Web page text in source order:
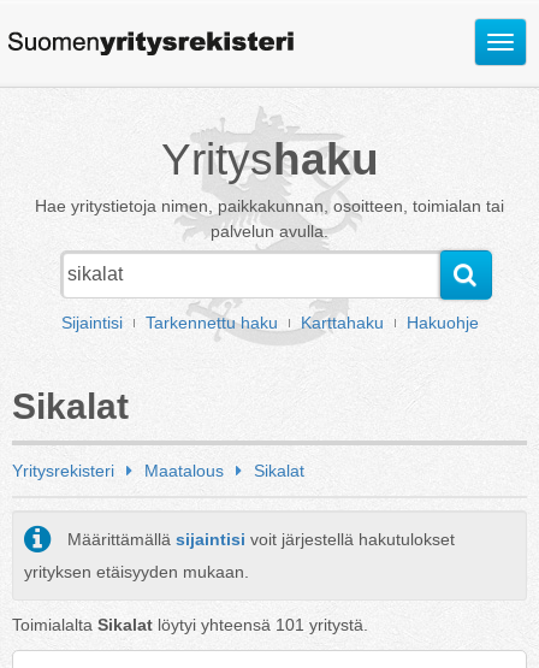
Avaa
Yrityshaku
Hae yritystietoja nimen, paikkakunnan, osoitteen, toimialan tai
palvelun avulla.
Sijaintisi Tarkennettu haku Karttahaku Hakuohje
Sikalat
Yritysrekisteri Maatalous Sikalat
Määrittämällä sijaintisi voit järjestellä hakutulokset
yrityksen etäisyyden mukaan.
Toimialalta Sikalat löytyi yhteensä 101 yritystä.